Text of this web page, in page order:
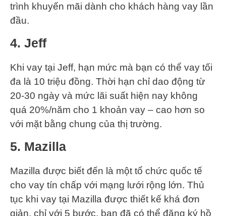
trình khuyến mãi dành cho khách hàng vay lần
đầu.
4. Jeff
Khi vay tại Jeff, hạn mức mà bạn có thể vay tối
đa là 10 triệu đồng. Thời hạn chỉ dao động từ
20-30 ngày và mức lãi suất hiện nay không
quá 20%/năm cho 1 khoản vay – cao hơn so
với mặt bằng chung của thị trường.
5. Mazilla
Mazilla được biết đến là một tổ chức quốc tế
cho vay tín chấp với mạng lưới rộng lớn. Thủ
tục khi vay tại Mazilla được thiết kế khá đơn
giản, chỉ với 5 bước, bạn đã có thể đăng ký hồ